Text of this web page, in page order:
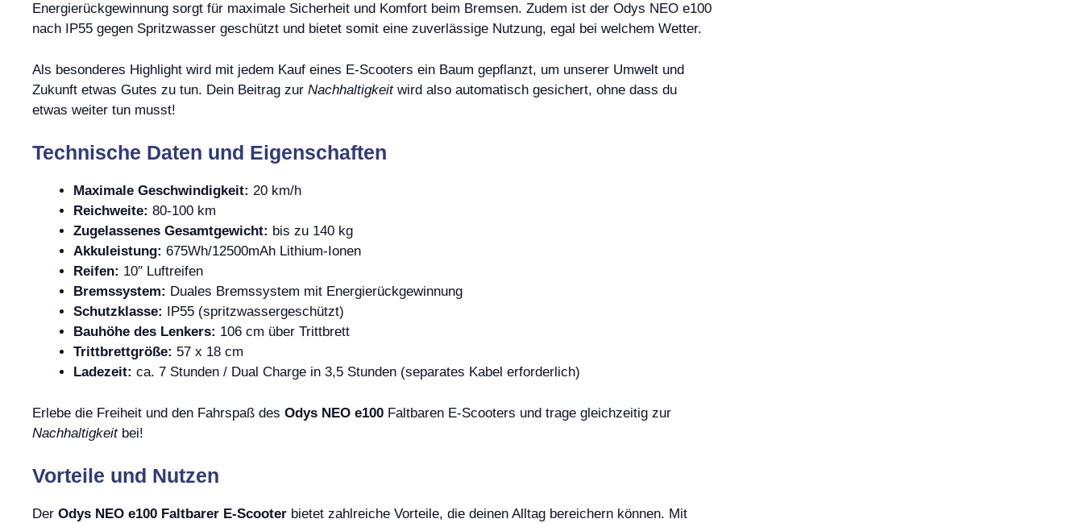
Energierückgewinnung sorgt für maximale Sicherheit und Komfort beim Bremsen. Zudem ist der Odys NEO e100
nach IP55 gegen Spritzwasser geschützt und bietet somit eine zuverlässige Nutzung, egal bei welchem Wetter.
Als besonderes Highlight wird mit jedem Kauf eines E-Scooters ein Baum gepflanzt, um unserer Umwelt und
Zukunft etwas Gutes zu tun. Dein Beitrag zur Nachhaltigkeitwird also automatisch gesichert, ohne dass du
etwas weiter tun musst!
Technische Daten und Eigenschaften
Maximale Geschwindigkeit: 20 km/h
Reichweite: 80-100 km
Zugelassenes Gesamtgewicht: bis zu 140 kg
Akkuleistung: 675Wh/12500mAh Lithium-Ionen
Reifen: 10″ Luftreifen
Bremssystem: Duales Bremssystem mit Energierückgewinnung
Schutzklasse:
IP55 (spritzwassergeschützt)
Bauhöhe des Lenkers: 106 cm über Trittbrett
Trittbrettgröße: 57 x 18 cm
Ladezeit: ca. 7 Stunden / Dual Charge in 3,5 Stunden (separates Kabel erforderlich)
Erlebe die Freiheit und den Fahrspaß des Odys NEO e100 Faltbaren E-Scooters und trage gleichzeitig zur
Nachhaltigkeitbei!
Vorteile und Nutzen
Der Odys NEO e100 Faltbarer E-Scooter bietet zahlreiche Vorteile, die deinen Alltag bereichern können. Mit